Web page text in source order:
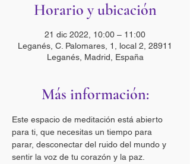
Horario y ubicación
21 dic 2022, 10:00 – 11:00
Leganés, C. Palomares, 1, local 2, 28911
Leganés, Madrid, España
Más información:
Este espacio de meditación está abierto
para ti, que necesitas un tiempo para
parar, desconectar del ruido del mundo y
sentir la voz de tu corazón y la paz.